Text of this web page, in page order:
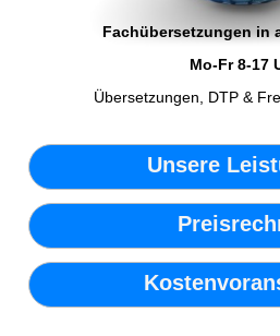
Fachübersetzungen in
Mo-Fr 8-17
Übersetzungen, DTP &
Unsere